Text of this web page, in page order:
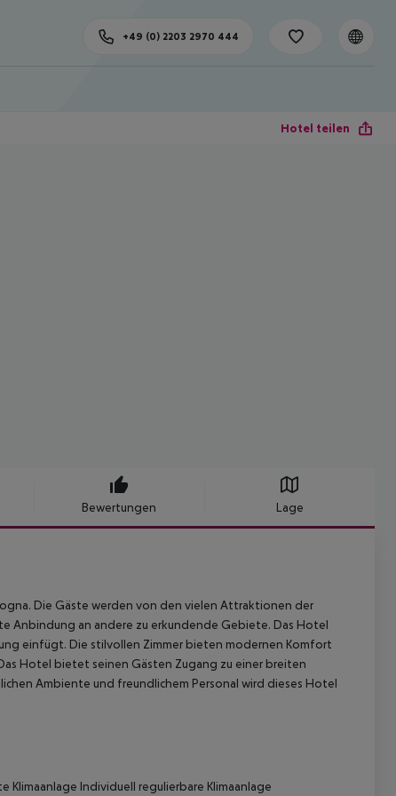
+49 (0) 2203 2970 444
Hotel teilen
Bewertungen Lage
Die Gäste werden von den vielen Attraktionen der
Anbindung an andere zu erkundende Gebiete. Das Hotel
einfügt. Die stilvollen Zimmer bieten modernen Komfort
Hotel bietet seinen Gästen Zugang zu einer breiten
Ambiente und freundlichem Personal wird dieses Hotel
Klimaanlage Individuell regulierbare Klimaanlage